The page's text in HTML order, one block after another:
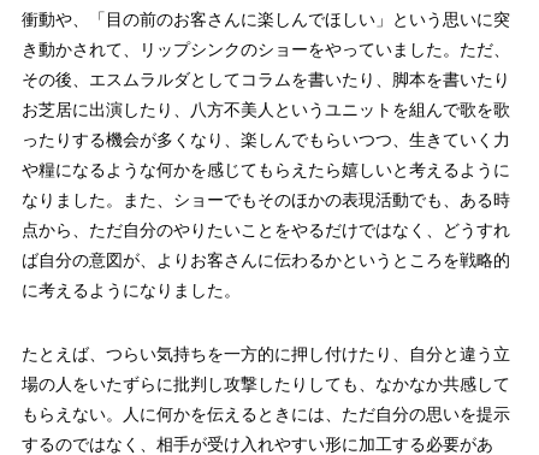
衝動や、「目の前のお客さんに楽しんでほしい」という思いに突
き動かされて、リップシンクのショーをやっていました。ただ、
その後、エスムラルダとしてコラムを書いたり、脚本を書いたり
お芝居に出演したり、八方不美人というユニットを組んで歌を歌
ったりする機会が多くなり、楽しんでもらいつつ、生きていく力
や糧になるような何かを感じてもらえたら嬉しいと考えるように
なりました。また、ショーでもそのほかの表現活動でも、ある時
点から、ただ自分のやりたいことをやるだけではなく、どうすれ
ば自分の意図が、よりお客さんに伝わるかというところを戦略的
に考えるようになりました。
たとえば、つらい気持ちを一方的に押し付けたり、自分と違う立
場の人をいたずらに批判し攻撃したりしても、なかなか共感して
もらえない。人に何かを伝えるときには、ただ自分の思いを提示
するのではなく、相手が受け入れやすい形に加工する必要があ